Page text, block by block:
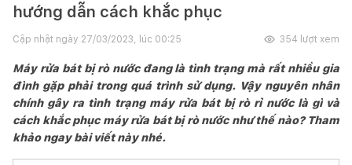
hướng dẫn cách khắc phục
Cập nhật ngày 27/03/2023, lúc 00:25 354 lượt xem
Máy rửa bát bị rò nước đang là tình trạng mà rất nhiều gia
đình gặp phải trong quá trình sử dụng. Vậy nguyên nhân
chính gây ra tình trạng máy rửa bát bị rò rỉ nước là gì và
cách khắc phục máy rửa bát bị rò nước như thế nào? Tham
khảo ngay bài viết này nhé.